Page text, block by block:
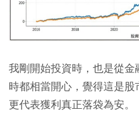
我剛開始投資時，也是從
時都相當開心，覺得這是
更代表獲利真正落袋為安。